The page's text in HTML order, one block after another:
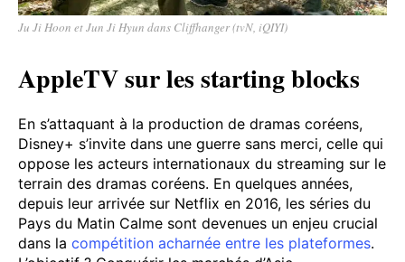
Ju Ji Hoon et Jun Ji Hyun dans Cliffhanger (tvN, iQIYI)
AppleTV sur les starting blocks
En s’attaquant à la production de dramas coréens,
Disney+ s’invite dans une guerre sans merci, celle qui
oppose les acteurs internationaux du streaming sur le
terrain des dramas coréens. En quelques années,
depuis leur arrivée sur Netflix en 2016, les séries du
Pays du Matin Calme sont devenues un enjeu crucial
dans la compétition acharnée entre les plateformes.